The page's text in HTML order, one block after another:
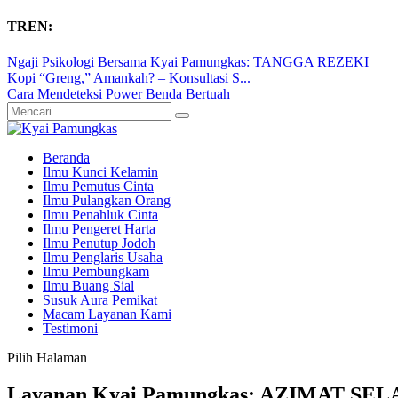
TREN:
Ngaji Psikologi Bersama Kyai Pamungkas: TANGGA REZEKI
Kopi “Greng,” Amankah? – Konsultasi S...
Cara Mendeteksi Power Benda Bertuah
Beranda
Ilmu Kunci Kelamin
Ilmu Pemutus Cinta
Ilmu Pulangkan Orang
Ilmu Penahluk Cinta
Ilmu Pengeret Harta
Ilmu Penutup Jodoh
Ilmu Penglaris Usaha
Ilmu Pembungkam
Ilmu Buang Sial
Susuk Aura Pemikat
Macam Layanan Kami
Testimoni
Pilih Halaman